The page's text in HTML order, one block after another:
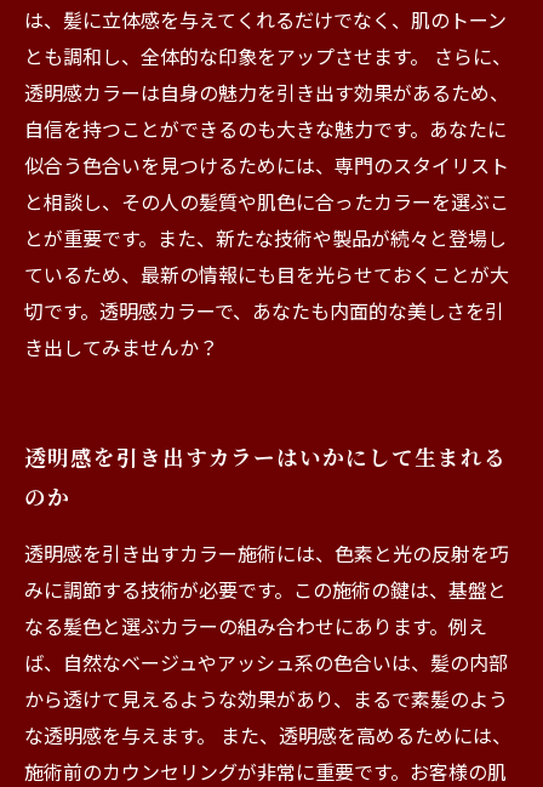
は、髪に立体感を与えてくれるだけでなく、肌のトーン
とも調和し、全体的な印象をアップさせます。 さらに、
透明感カラーは自身の魅力を引き出す効果があるため、
自信を持つことができるのも大きな魅力です。あなたに
似合う色合いを見つけるためには、専門のスタイリスト
と相談し、その人の髪質や肌色に合ったカラーを選ぶこ
とが重要です。また、新たな技術や製品が続々と登場し
ているため、最新の情報にも目を光らせておくことが大
切です。透明感カラーで、あなたも内面的な美しさを引
き出してみませんか？
透明感を引き出すカラーはいかにして生まれる
のか
透明感を引き出すカラー施術には、色素と光の反射を巧
みに調節する技術が必要です。この施術の鍵は、基盤と
なる髪色と選ぶカラーの組み合わせにあります。例え
ば、自然なベージュやアッシュ系の色合いは、髪の内部
から透けて見えるような効果があり、まるで素髪のよう
な透明感を与えます。 また、透明感を高めるためには、
施術前のカウンセリングが非常に重要です。お客様の肌